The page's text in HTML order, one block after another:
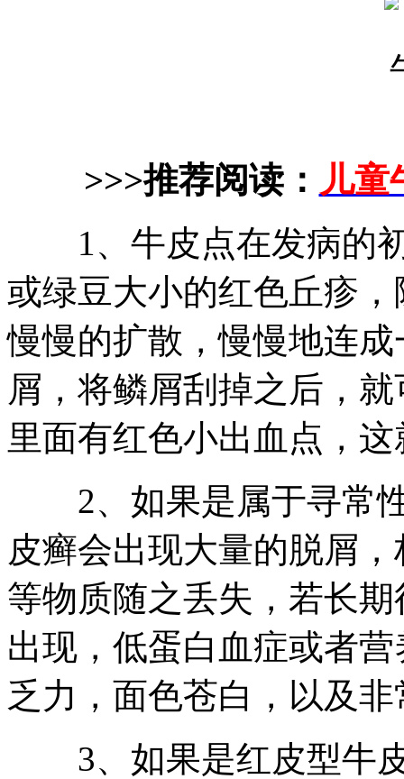
>>>推荐阅读： 儿童
1、牛皮点在发病的初
或绿豆大小的红色丘疹
慢慢的扩散，慢慢地连
屑，将鳞屑刮掉之后，
里面有红色小出血点，
2、如果是属于寻常性
皮癣会出现大量的脱屑
等物质随之丢失，若长
出现，低蛋白血症或者
乏力，面色苍白，以及
3、如果是红皮型牛皮